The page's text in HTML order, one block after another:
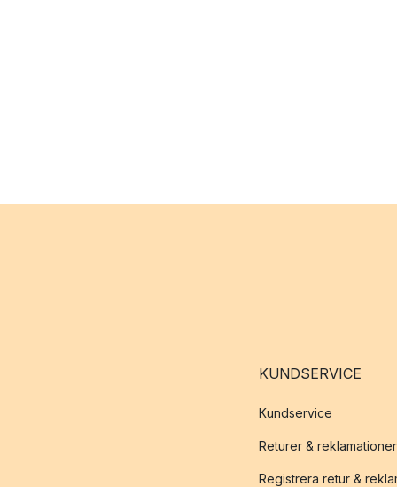
KUNDSERVICE
Kundservice
Returer & reklamationer
Registrera retur &